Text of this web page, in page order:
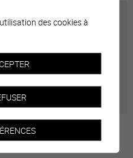
d'intérêt de la Ville
des cookies à